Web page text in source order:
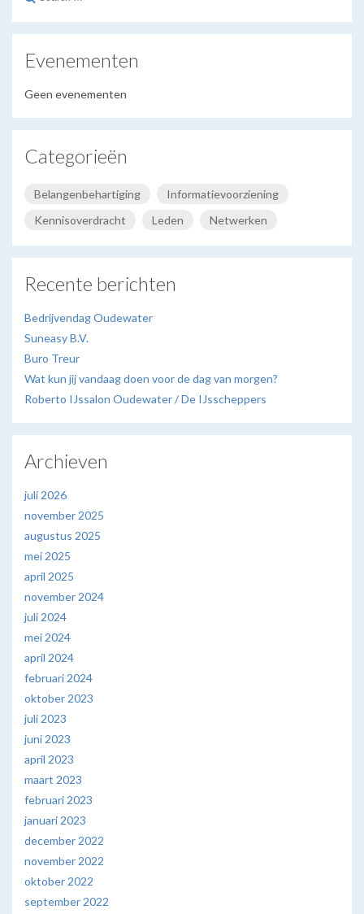
Evenementen
Geen evenementen
Categorieën
Belangenbehartiging
Informatievoorziening
Kennisoverdracht
Leden Netwerken
Recente berichten
Bedrijvendag Oudewater
Suneasy B.V.
Buro Treur
Wat kun jij vandaag doen voor de dag van morgen?
Roberto IJssalon Oudewater / De IJsscheppers
Archieven
juli 2026
november 2025
augustus 2025
mei 2025
april 2025
november 2024
juli 2024
mei 2024
april 2024
februari 2024
oktober 2023
juli 2023
juni 2023
april 2023
maart 2023
februari 2023
januari 2023
december 2022
november 2022
oktober 2022
september 2022